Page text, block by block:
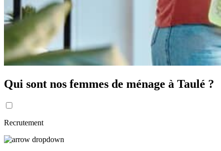
Qui sont nos femmes de ménage à Taulé ?
Recrutement